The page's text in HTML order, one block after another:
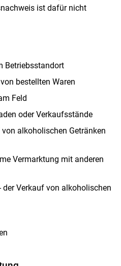
ist dafür nicht
Betriebsstandort
bestellten Waren
Feld
oder Verkaufsstände
alkoholischen Getränken
Vermarktung mit anderen
Verkauf von alkoholischen